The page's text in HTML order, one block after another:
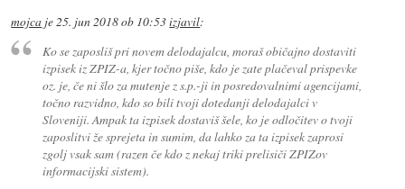
mojca je25. jun 2018 ob 10:53izjavil:
Ko se zaposliš pri novem delodajalcu, moraš običajno dostaviti
izpisek iz ZPIZ-a, kjer točno piše, kdo je zate plačeval prispevke
oz. je, če ni šlo za mutenje z s.p.-ji in posredovalnimi agencijami,
točno razvidno, kdo so bili tvoji dotedanji delodajalci v
Sloveniji. Ampak ta izpisek dostaviš šele, ko je odločitev o tvoji
zaposlitvi že sprejeta in sumim, da lahko za ta izpisek zaprosi
zgolj vsak sam (razen če kdo z nekaj triki prelisiči ZPIZov
informacijski sistem).